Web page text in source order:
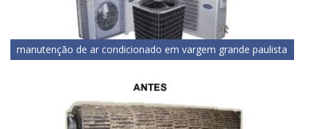
manutenção de ar condicionado em vargem grande paulista